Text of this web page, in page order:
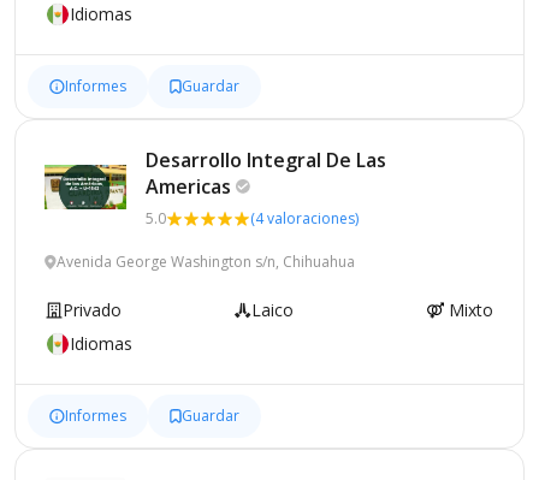
Idiomas
Informes Guardar
Desarrollo Integral De Las
Americas
5.0 (4 valoraciones)
Avenida George Washington s/n, Chihuahua
Privado Laico
Mixto
Idiomas
Informes Guardar